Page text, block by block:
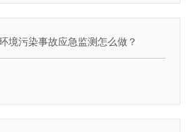
境污染事故应急监测怎么做？